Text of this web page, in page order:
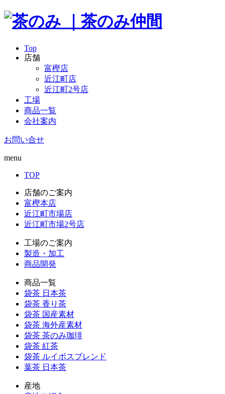
Top
店舗
富樫店
近江町店
近江町2号店
工場
商品一覧
会社案内
お問い合せ
menu
TOP
店舗のご案内
富樫本店
近江町市場店
近江町市場2号店
工場のご案内
製造・加工
商品開発
商品一覧
袋茶 日本茶
袋茶 香り茶
袋茶 国産素材
袋茶 海外産素材
袋茶 茶のみ珈琲
袋茶 紅茶
袋茶 ルイボスブレンド
葉茶 日本茶
産地